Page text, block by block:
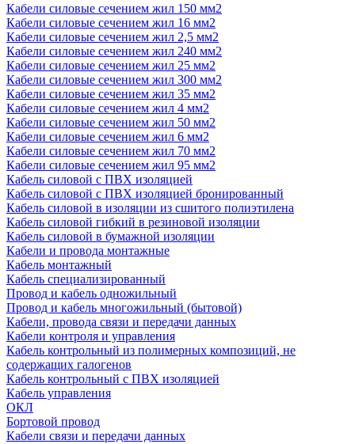
Кабели силовые сечением жил 150 мм2
Кабели силовые сечением жил 16 мм2
Кабели силовые сечением жил 2,5 мм2
Кабели силовые сечением жил 240 мм2
Кабели силовые сечением жил 25 мм2
Кабели силовые сечением жил 300 мм2
Кабели силовые сечением жил 35 мм2
Кабели силовые сечением жил 4 мм2
Кабели силовые сечением жил 50 мм2
Кабели силовые сечением жил 6 мм2
Кабели силовые сечением жил 70 мм2
Кабели силовые сечением жил 95 мм2
Кабель силовой с ПВХ изоляцией
Кабель силовой с ПВХ изоляцией бронированный
Кабель силовой в изоляции из сшитого полиэтилена
Кабель силовой гибкий в резиновой изоляции
Кабель силовой в бумажной изоляции
Кабели и провода монтажные
Кабель монтажный
Кабель специализированный
Провод и кабель одножильный
Провод и кабель многожильный (бытовой)
Кабели, провода связи и передачи данных
Кабели контроля и управления
Кабель контрольный из полимерных композиций, не
содержащих галогенов
Кабель контрольный с ПВХ изоляцией
Кабель управления
ОКЛ
Бортовой провод
Кабели связи и передачи данных